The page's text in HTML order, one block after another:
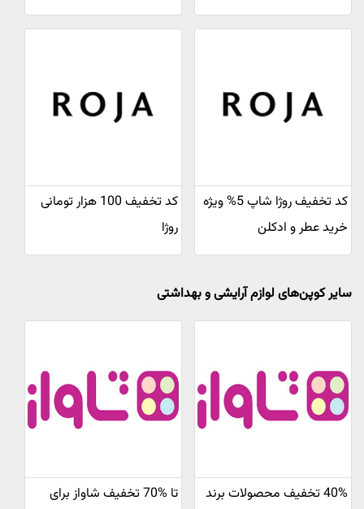
کد تخفیف روژا شاپ 5% ویژه
خرید عطر و ادکلن
کد تخفیف 100 هزار تومانی
روژا
سایر کوپن‌های لوازم آرایشی و بهداشتی
40% تخفیف محصولات برند
تا %70 تخفیف شاواز برای